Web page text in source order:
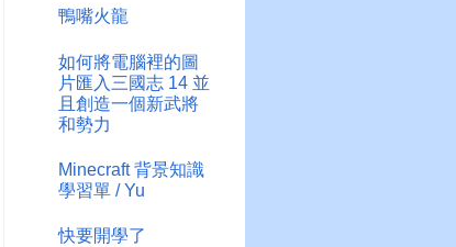
鴨嘴火龍
如何將電腦裡的圖
片匯入三國志 14 並
且創造一個新武將
和勢力
Minecraft 背景知識
學習單 / Yu
快要開學了